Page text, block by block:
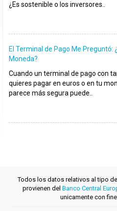
¿Es sostenible o los inversores..
El Terminal de Pago Me Preguntó:
Moneda?
Cuando un terminal de pago con
quieres pagar en euros o en tu
parece más segura puede..
Todos los datos relativos al tipo
provienen del Banco Central
unicamente con